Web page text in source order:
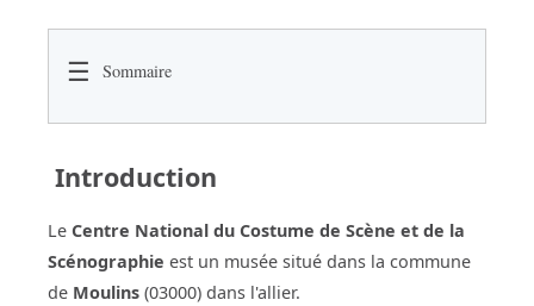
☰ Sommaire
Introduction
Le Centre National du Costume de Scène et de la
Scénographie est un musée situé dans la commune
de Moulins (03000) dans l'allier.